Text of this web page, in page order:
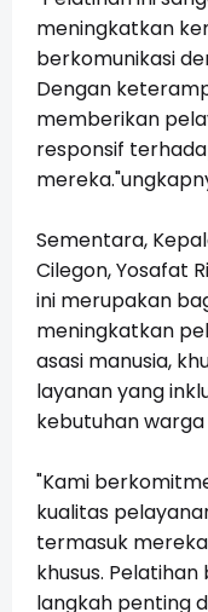
meningkatkan
berkomunikasi
Dengan
memberikan
responsif
Sementara,
Cilegon, Yosafat
ini merupakan
meningkatkan
asasi manusia,
layanan yang
kebutuhan
"Kami
kualitas
termasuk
khusus.
langkah penting